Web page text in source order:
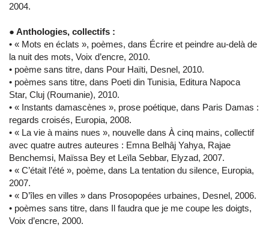
2004.
● Anthologies, collectifs :
• « Mots en éclats », poèmes, dans Écrire et peindre au-delà de
la nuit des mots, Voix d’encre, 2010.
• poème sans titre, dans Pour Haïti, Desnel, 2010.
• poèmes sans titre, dans Poeti din Tunisia, Editura Napoca
Star, Cluj (Roumanie), 2010.
• « Instants damascènes », prose poétique, dans Paris Damas :
regards croisés, Europia, 2008.
• « La vie à mains nues », nouvelle dans À cinq mains, collectif
avec quatre autres auteures : Emna Belhâj Yahya, Rajae
Benchemsi, Maïssa Bey et Leïla Sebbar, Elyzad, 2007.
• « C’était l’été », poème, dans La tentation du silence, Europia,
2007.
• « D’îles en villes » dans Prosopopées urbaines, Desnel, 2006.
• poèmes sans titre, dans Il faudra que je me coupe les doigts,
Voix d’encre, 2000.